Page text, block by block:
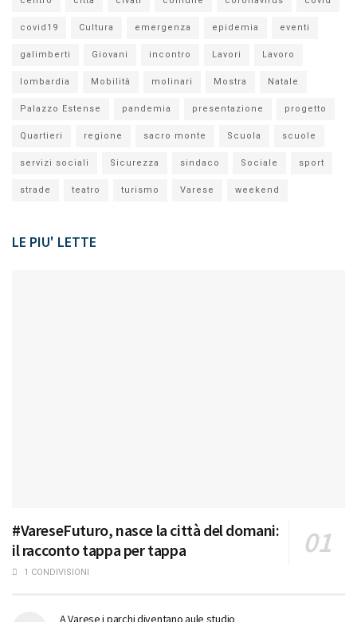
covid19 Cultura emergenza epidemia eventi
galimberti Giovani incontro Lavori Lavoro
lombardia Mobilità molinari Mostra Natale
Palazzo Estense pandemia presentazione progetto
Quartieri regione sacro monte Scuola scuole
servizi sociali Sicurezza sindaco Sociale sport
strade teatro turismo Varese weekend
LE PIU' LETTE
#VareseFuturo, nasce la città del domani:
il racconto tappa per tappa
1 CONDIVISIONI
A Varese i parchi diventano aule studio